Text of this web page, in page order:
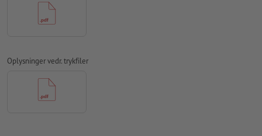
Vi kontrollerer ikke
Kommentarer
Hvordan opretter jeg udskriftsdata korrekt?
Oplysninger vedr. trykfiler